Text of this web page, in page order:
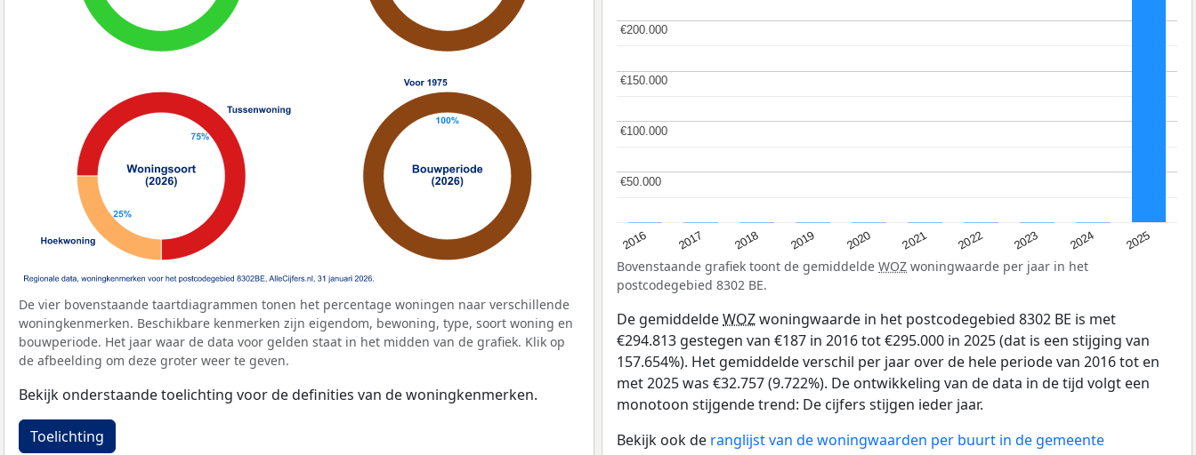
De vier bovenstaande taartdiagrammen tonen het percentage woningen naar verschillende
woningkenmerken. Beschikbare kenmerken zijn eigendom, bewoning, type, soort woning en
bouwperiode. Het jaar waar de data voor gelden staat in het midden van de grafiek. Klik op
de afbeelding om deze groter weer te geven.
Bekijk onderstaande toelichting voor de definities van de woningkenmerken.
Toelichting
2016 2017 2018 2019 2020 2021 2022 2023 2024 2025
€50.000
€50.000
€100.000
€100.000
€150.000
€150.000
€200.000
€200.000
Bovenstaande grafiek toont de gemiddelde WOZ woningwaarde per jaar in het
postcodegebied 8302 BE.
De gemiddeldeWOZwoningwaarde in het postcodegebied 8302 BE is met
€294.813 gestegen van €187 in 2016 tot €295.000 in 2025 (dat is een stijging van
157.654%). Het gemiddelde verschil per jaar over de hele periode van 2016 tot en
met 2025 was €32.757 (9.722%). De ontwikkeling van de data in de tijd volgt een
monotoon stijgende trend: De cijfers stijgen ieder jaar.
Bekijk ook de ranglijst van de woningwaarden per buurt in de gemeente